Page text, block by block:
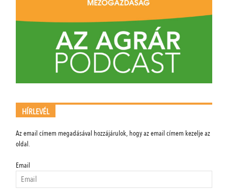
HÍRLEVÉL
Az email címem megadásával hozzájárulok, hogy az email címem kezelje az
oldal.
Email